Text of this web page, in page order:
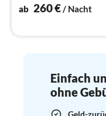
ab 260€/ Nacht
Einfach
ohne
Geld-